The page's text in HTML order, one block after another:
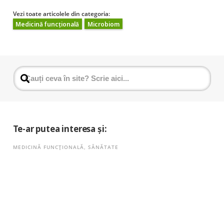
Vezi toate articolele din categoria:
Medicină funcțională
Microbiom
Te-ar putea interesa și:
MEDICINĂ FUNCȚIONALĂ, SĂNĂTATE